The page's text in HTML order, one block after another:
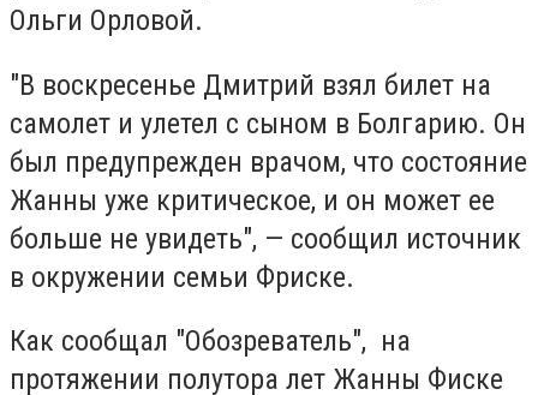
Ольги Орловой.
"В воскресенье Дмитрий взял билет на
самолет и улетел с сыном в Болгарию. Он
был предупрежден врачом, что состояние
Жанны уже критическое, и он может ее
больше не увидеть", — сообщил источник
в окружении семьи Фриске.
Как сообщал "Обозреватель", на
протяжении полутора лет Жанны Фиске